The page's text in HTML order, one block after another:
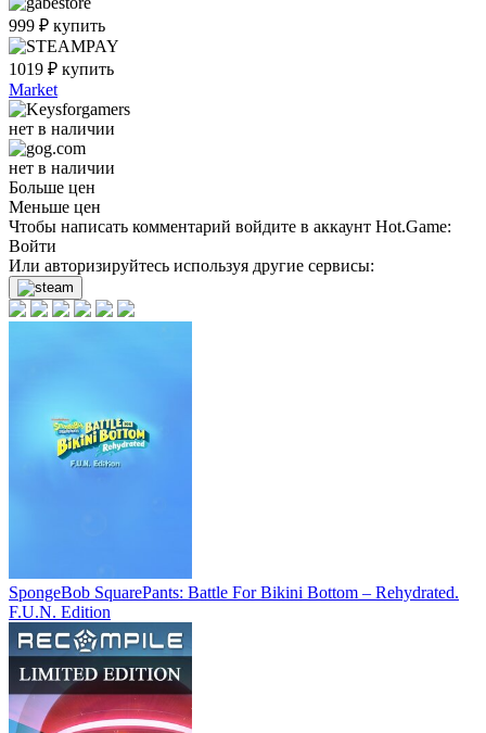
999 ₽ купить
1019 ₽ купить
Market
нет в наличии
нет в наличии
Больше цен
Меньше цен
Чтобы написать комментарий войдите в аккаунт Hot.Game:
Войти
Или авторизируйтесь используя другие сервисы:
SpongeBob SquarePants: Battle For Bikini Bottom – Rehydrated.
F.U.N. Edition